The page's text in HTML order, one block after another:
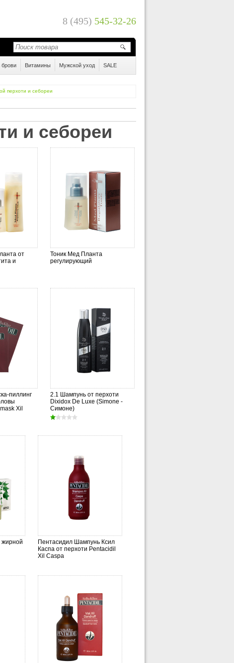
8 (495) 545-32-26
Витамины Мужской уход SALE
перхоти и себореи
и себореи
от
и
Тоник Мед Планта
регулирующий
пиллинг
Xil
2.1 Шампунь от перхоти
Dixidox De Luxe (Simone -
Симоне)
жирной
Пентасидил Шампунь Ксил
Каспа от перхоти Pentacidil
Xil Caspa